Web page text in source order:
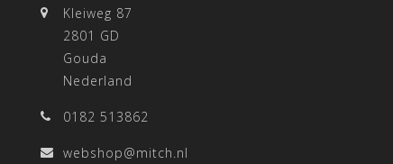
Kleiweg 87
2801 GD
Gouda
Nederland
0182 513862
webshop@mitch.nl